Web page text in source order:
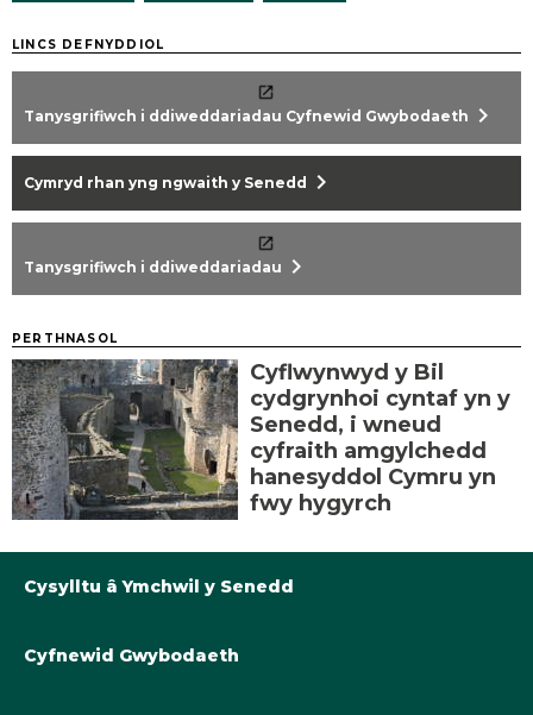
LINCS DEFNYDDIOL
Tanysgrifiwch i ddiweddariadau Cyfnewid Gwybodaeth chevron_right
Cymryd rhan yng ngwaith y Senedd chevron_right
Tanysgrifiwch i ddiweddariadau chevron_right
PERTHNASOL
Cyflwynwyd y Bil
cydgrynhoi cyntaf yn y
Senedd, i wneud
cyfraith amgylchedd
hanesyddol Cymru yn
fwy hygyrch
Cysylltu â Ymchwil y Senedd
Llyfrgell@Senedd.Cymru
Cyfnewid Gwybodaeth